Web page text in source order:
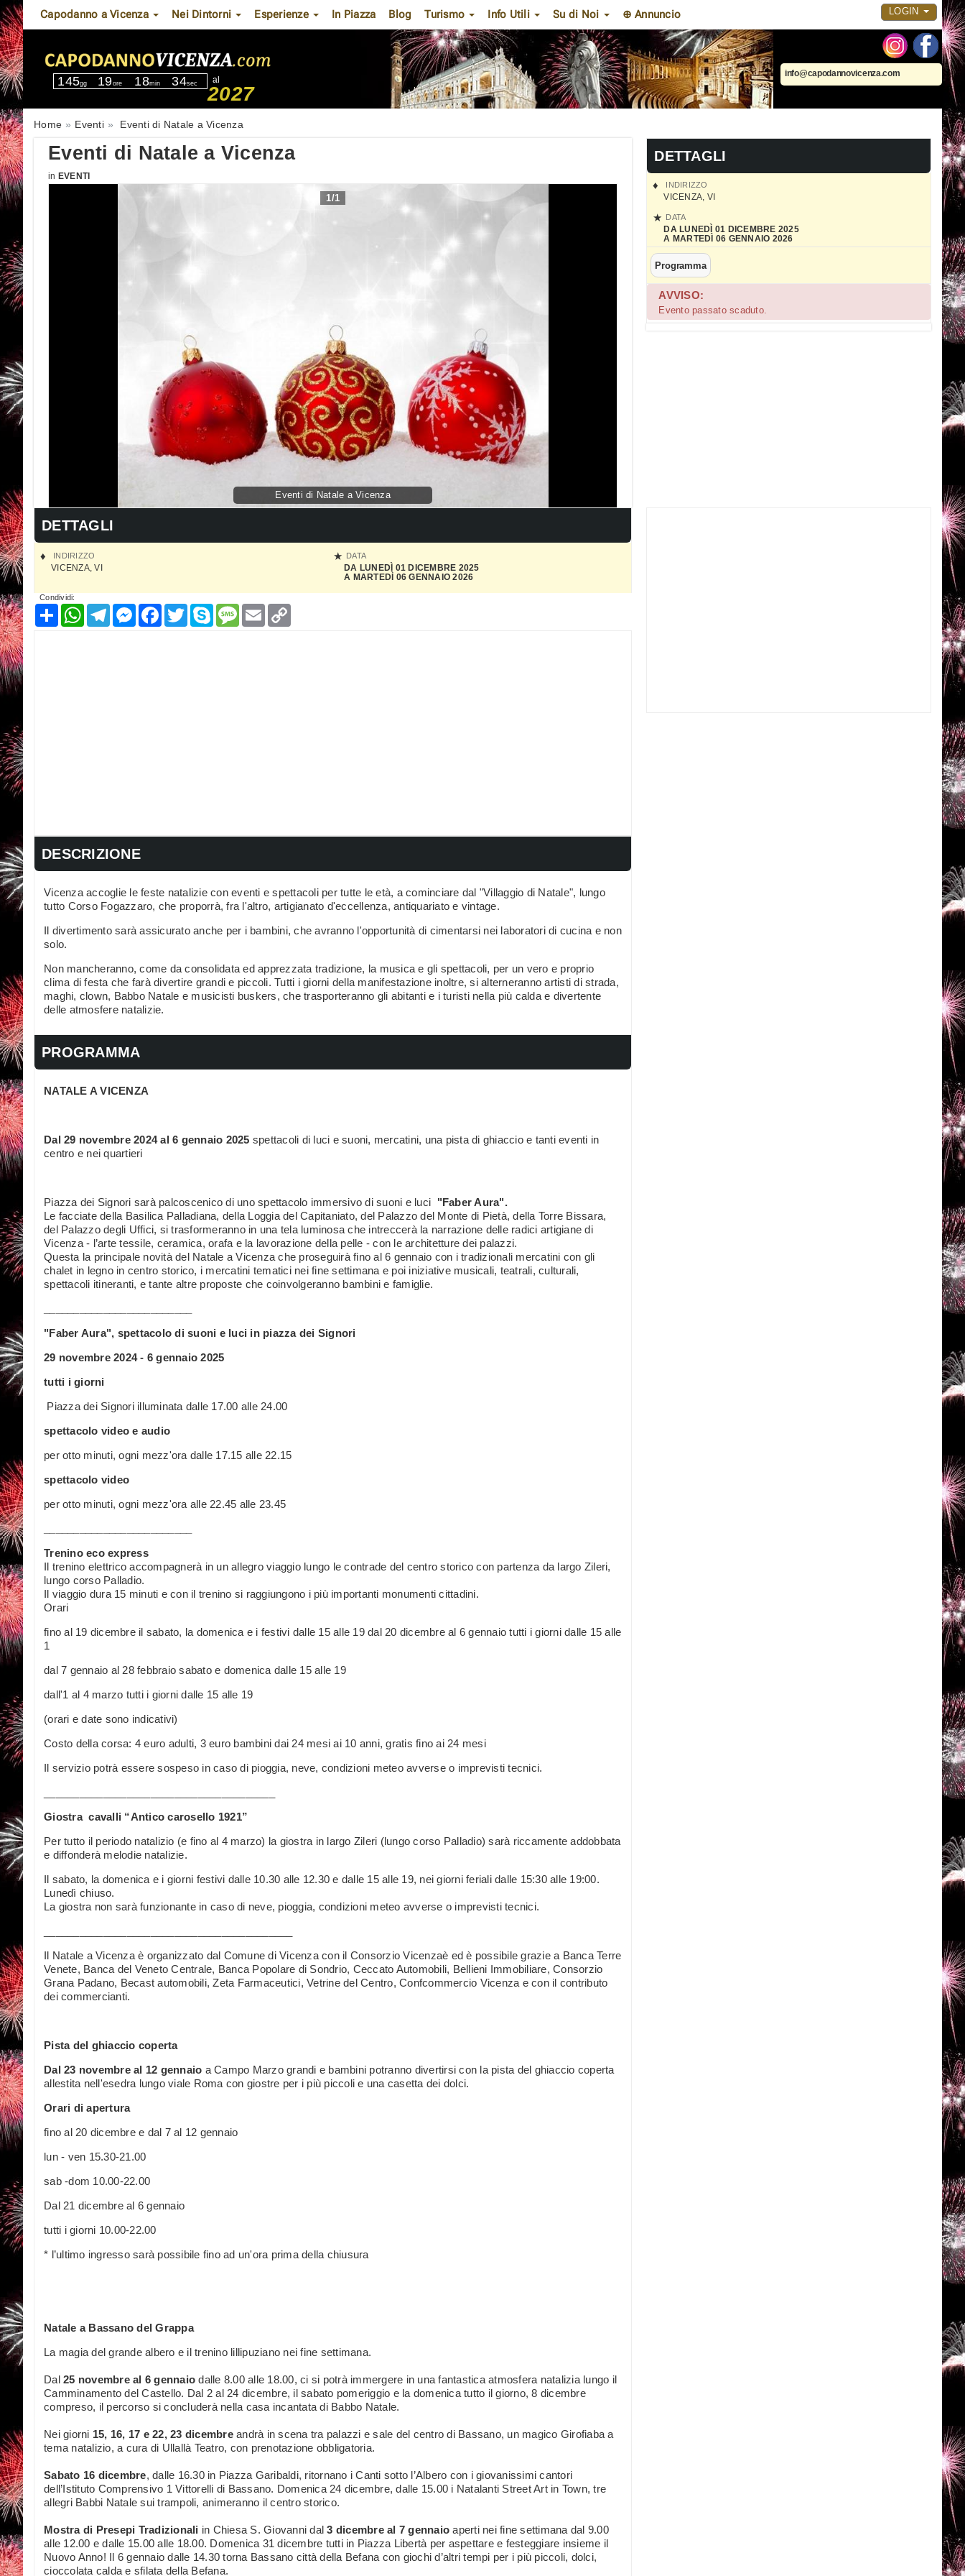
Capodanno a Vicenza Nei Dintorni Esperienze In Piazza Blog Turismo Info Utili Su di Noi ⊕ Annuncio LOGIN
145gg 19ore 18min 33sec al
2027
info@capodannovicenza.com
Home Eventi Eventi di Natale a Vicenza
Eventi di Natale a Vicenza
in EVENTI
1/1
Eventi di Natale a Vicenza
DETTAGLI
INDIRIZZO
VICENZA, VI
DATA
DA LUNEDÌ 01 DICEMBRE 2025
A MARTEDÌ 06 GENNAIO 2026
Programma
AVVISO:
Evento passato scaduto.
DETTAGLI
INDIRIZZO
VICENZA,VI
DATA
DA LUNEDÌ 01 DICEMBRE 2025
A MARTEDÌ 06 GENNAIO 2026
Condividi:
CondividiWhatsAppTelegramMessenger
Facebook
TwitterSkypeMessage
Email
DESCRIZIONE
Vicenza accoglie le feste natalizie con eventi e spettacoli per tutte le età, a cominciare dal "Villaggio di Natale", lungo
tutto Corso Fogazzaro, che proporrà, fra l'altro, artigianato d'eccellenza, antiquariato e vintage.
Il divertimento sarà assicurato anche per i bambini, che avranno l'opportunità di cimentarsi nei laboratori di cucina e non
solo.
Non mancheranno, come da consolidata ed apprezzata tradizione, la musica e gli spettacoli, per un vero e proprio
clima di festa che farà divertire grandi e piccoli. Tutti i giorni della manifestazione inoltre, si alterneranno artisti di strada,
maghi, clown, Babbo Natale e musicisti buskers, che trasporteranno gli abitanti e i turisti nella più calda e divertente
delle atmosfere natalizie.
PROGRAMMA
NATALE A VICENZA
Dal 29 novembre 2024 al 6 gennaio 2025 spettacoli di luci e suoni, mercatini, una pista di ghiaccio e tanti eventi in
centro e nei quartieri
Piazza dei Signori sarà palcoscenico di uno spettacolo immersivo di suoni e luci "Faber Aura".
Le facciate della Basilica Palladiana, della Loggia del Capitaniato, del Palazzo del Monte di Pietà, della Torre Bissara,
del Palazzo degli Uffici, si trasformeranno in una tela luminosa che intreccerà la narrazione delle radici artigiane di
Vicenza - l’arte tessile, ceramica, orafa e la lavorazione della pelle - con le architetture dei palazzi.
Questa la principale novità del Natale a Vicenza che proseguirà fino al 6 gennaio con i tradizionali mercatini con gli
chalet in legno in centro storico, i mercatini tematici nei fine settimana e poi iniziative musicali, teatrali, culturali,
spettacoli itineranti, e tante altre proposte che coinvolgeranno bambini e famiglie.
"Faber Aura", spettacolo di suoni e luci in piazza dei Signori
29 novembre 2024 - 6 gennaio 2025
tutti i giorni
Piazza dei Signori illuminata dalle 17.00 alle 24.00
spettacolo video e audio
per otto minuti, ogni mezz'ora dalle 17.15 alle 22.15
spettacolo video
per otto minuti, ogni mezz'ora alle 22.45 alle 23.45
Trenino eco express
Il trenino elettrico accompagnerà in un allegro viaggio lungo le contrade del centro storico con partenza da largo Zileri,
lungo corso Palladio.
Il viaggio dura 15 minuti e con il trenino si raggiungono i più importanti monumenti cittadini.
Orari
fino al 19 dicembre il sabato, la domenica e i festivi dalle 15 alle 19 dal 20 dicembre al 6 gennaio tutti i giorni dalle 15 alle
1
dal 7 gennaio al 28 febbraio sabato e domenica dalle 15 alle 19
dall'1 al 4 marzo tutti i giorni dalle 15 alle 19
(orari e date sono indicativi)
Costo della corsa: 4 euro adulti, 3 euro bambini dai 24 mesi ai 10 anni, gratis fino ai 24 mesi
Il servizio potrà essere sospeso in caso di pioggia, neve, condizioni meteo avverse o imprevisti tecnici.
Giostra cavalli “Antico carosello 1921”
Per tutto il periodo natalizio (e fino al 4 marzo) la giostra in largo Zileri (lungo corso Palladio) sarà riccamente addobbata
e diffonderà melodie natalizie.
Il sabato, la domenica e i giorni festivi dalle 10.30 alle 12.30 e dalle 15 alle 19, nei giorni feriali dalle 15:30 alle 19:00.
Lunedì chiuso.
La giostra non sarà funzionante in caso di neve, pioggia, condizioni meteo avverse o imprevisti tecnici.
Il Natale a Vicenza è organizzato dal Comune di Vicenza con il Consorzio Vicenzaè ed è possibile grazie a Banca Terre
Venete, Banca del Veneto Centrale, Banca Popolare di Sondrio, Ceccato Automobili, Bellieni Immobiliare, Consorzio
Grana Padano, Becast automobili, Zeta Farmaceutici, Vetrine del Centro, Confcommercio Vicenza e con il contributo
dei commercianti.
Pista del ghiaccio coperta
Dal 23 novembre al 12 gennaio a Campo Marzo grandi e bambini potranno divertirsi con la pista del ghiaccio coperta
allestita nell'esedra lungo viale Roma con giostre per i più piccoli e una casetta dei dolci.
Orari di apertura
fino al 20 dicembre e dal 7 al 12 gennaio
lun - ven 15.30-21.00
sab -dom 10.00-22.00
Dal 21 dicembre al 6 gennaio
tutti i giorni 10.00-22.00
* l’ultimo ingresso sarà possibile fino ad un'ora prima della chiusura
Natale a Bassano del Grappa
La magia del grande albero e il trenino lillipuziano nei fine settimana.
Dal 25 novembre al 6 gennaio dalle 8.00 alle 18.00, ci si potrà immergere in una fantastica atmosfera natalizia lungo il
Camminamento del Castello. Dal 2 al 24 dicembre, il sabato pomeriggio e la domenica tutto il giorno, 8 dicembre
compreso, il percorso si concluderà nella casa incantata di Babbo Natale.
Nei giorni 15, 16, 17 e 22, 23 dicembreandrà in scena tra palazzi e sale del centro di Bassano, un magico Girofiaba a
tema natalizio, a cura di Ullallà Teatro, con prenotazione obbligatoria.
Sabato 16 dicembre, dalle 16.30 in Piazza Garibaldi, ritornano i Canti sotto l’Albero con i giovanissimi cantori
dell’Istituto Comprensivo 1 Vittorelli di Bassano. Domenica 24 dicembre, dalle 15.00 i Natalanti Street Art in Town, tre
allegri Babbi Natale sui trampoli, animeranno il centro storico.
Mostra di Presepi Tradizionali in Chiesa S. Giovanni dal3 dicembre al 7 gennaio aperti nei fine settimana dal 9.00
alle 12.00 e dalle 15.00 alle 18.00. Domenica 31 dicembre tutti in Piazza Libertà per aspettare e festeggiare insieme il
Nuovo Anno! Il 6 gennaio dalle 14.30 torna Bassano città della Befana con giochi d’altri tempi per i più piccoli, dolci,
cioccolata calda e sfilata della Befana.